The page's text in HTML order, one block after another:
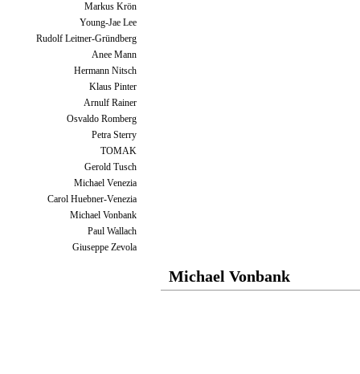
Markus Krön
Young-Jae Lee
Rudolf Leitner-Gründberg
Anee Mann
Hermann Nitsch
Klaus Pinter
Arnulf Rainer
Osvaldo Romberg
Petra Sterry
TOMAK
Gerold Tusch
Michael Venezia
Carol Huebner-Venezia
Michael Vonbank
Paul Wallach
Giuseppe Zevola
Michael Vonbank